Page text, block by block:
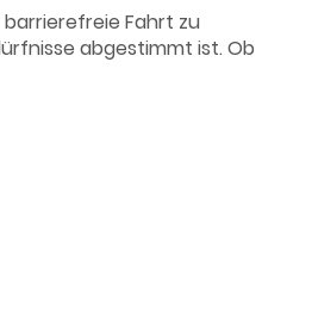
Fahrt zu
abgestimmt ist. Ob